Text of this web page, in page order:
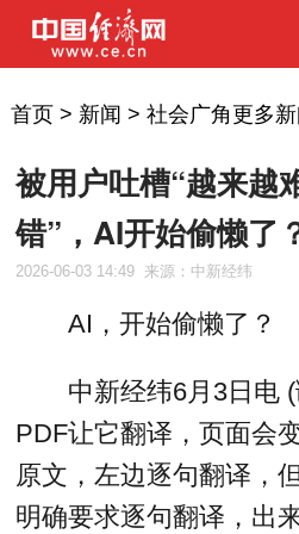
首页> 新闻 > 社会广角更多
被用户吐槽“越来越
错”，AI开始偷懒了
2026-06-03 14:49 来源：中新经纬
AI，开始偷懒了？
中新经纬6月3日电
PDF让它翻译，页面会
原文，左边逐句翻译，
明确要求逐句翻译，出